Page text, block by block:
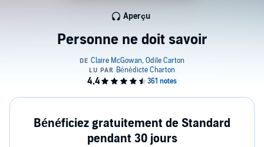
Personne ne doit savoir
Aperçu
Bénéficiez gratuitement de Standard
pendant 30 jours